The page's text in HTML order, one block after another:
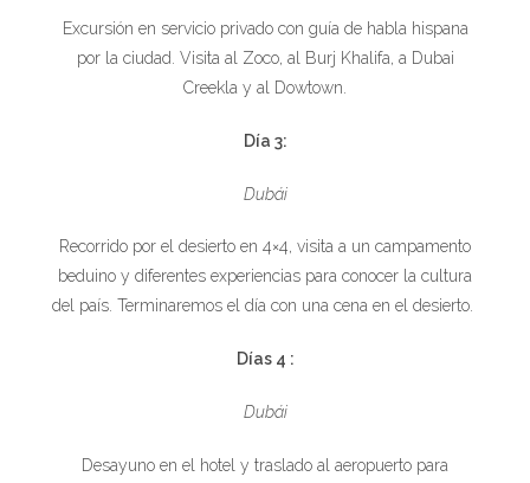
Excursión en servicio privado con guía de habla hispana
por la ciudad. Visita al Zoco, al Burj Khalifa, a Dubai
Creekla y al Dowtown.
Día 3:
Dubái
Recorrido por el desierto en 4×4, visita a un campamento
beduino y diferentes experiencias para conocer la cultura
del país. Terminaremos el día con una cena en el desierto.
Días 4 :
Dubái
Desayuno en el hotel y traslado al aeropuerto para